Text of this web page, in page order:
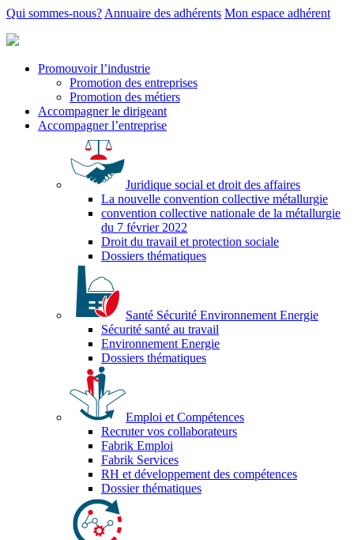
Qui sommes-nous? Annuaire des adhérents Mon espace adhérent
Promouvoir l’industrie
Promotion des entreprises
Promotion des métiers
Accompagner le dirigeant
Accompagner l’entreprise
Juridique social et droit des affaires
La nouvelle convention collective métallurgie
convention collective nationale de la métallurgie
du 7 février 2022
Droit du travail et protection sociale
Dossiers thématiques
Santé Sécurité Environnement Energie
Sécurité santé au travail
Environnement Energie
Dossiers thématiques
Emploi et Compétences
Recruter vos collaborateurs
Fabrik Emploi
Fabrik Services
RH et développement des compétences
Dossier thématiques